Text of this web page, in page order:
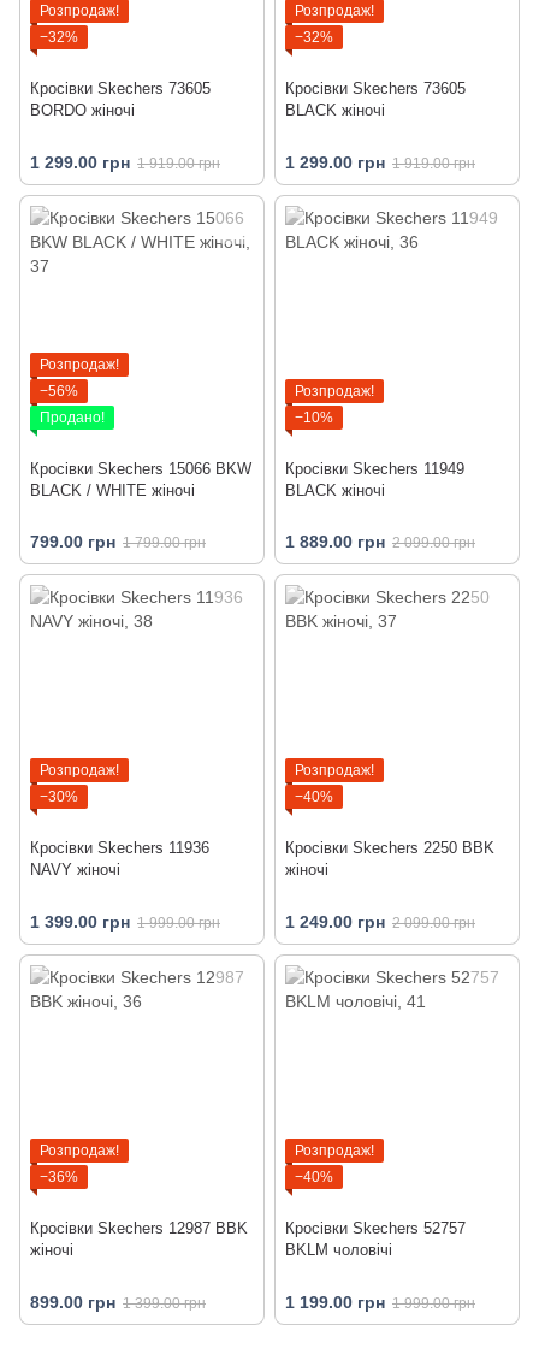
Розпродаж!
−32%
Кросівки Skechers 73605
BORDO жіночі
1 299.00 грн 1 919.00 грн
Розпродаж!
−32%
Кросівки Skechers 73605
BLACK жіночі
1 299.00 грн 1 919.00 грн
Розпродаж!
−56%
Продано!
Кросівки Skechers 15066 BKW
BLACK / WHITE жіночі
799.00 грн 1 799.00 грн
Розпродаж!
−10%
Кросівки Skechers 11949
BLACK жіночі
1 889.00 грн 2 099.00 грн
Розпродаж!
−30%
Кросівки Skechers 11936
NAVY жіночі
1 399.00 грн 1 999.00 грн
Розпродаж!
−40%
Кросівки Skechers 2250 BBK
жіночі
1 249.00 грн 2 099.00 грн
Розпродаж!
−36%
Кросівки Skechers 12987 BBK
жіночі
899.00 грн 1 399.00 грн
Розпродаж!
−40%
Кросівки Skechers 52757
BKLM чоловічі
1 199.00 грн 1 999.00 грн